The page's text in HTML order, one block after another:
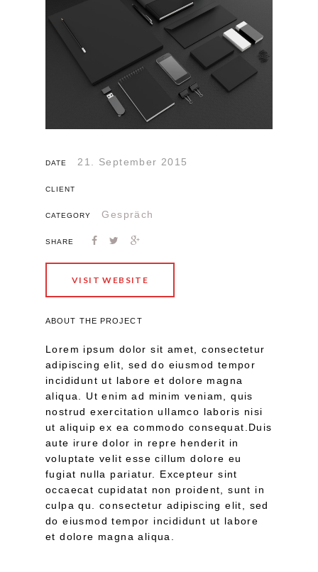
DATE 21. September 2015
CLIENT
CATEGORY Gespräch
SHARE
VISIT WEBSITE
ABOUT THE PROJECT
Lorem ipsum dolor sit amet, consectetur
adipiscing elit, sed do eiusmod tempor
incididunt ut labore et dolore magna
aliqua. Ut enim ad minim veniam, quis
nostrud exercitation ullamco laboris nisi
ut aliquip ex ea commodo consequat.Duis
aute irure dolor in repre henderit in
voluptate velit esse cillum dolore eu
fugiat nulla pariatur. Excepteur sint
occaecat cupidatat non proident, sunt in
culpa qu. consectetur adipiscing elit, sed
do eiusmod tempor incididunt ut labore
et dolore magna aliqua.